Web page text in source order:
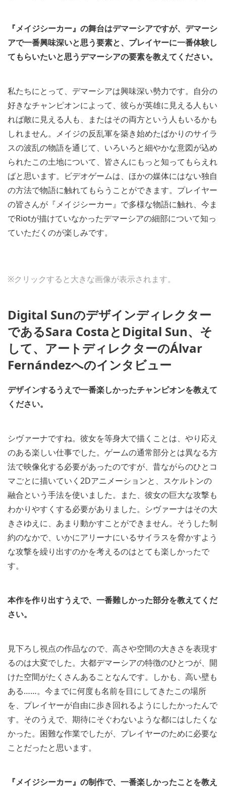
『メイジシーカー』の舞台はデマーシアですが、デマーシ
アで一番興味深いと思う要素と、プレイヤーに一番体験し
てもらいたいと思うデマーシアの要素を教えてください。
私たちにとって、デマーシアは興味深い勢力です。自分の
好きなチャンピオンによって、彼らが英雄に見える人もい
れば敵に見える人も、またはその両方という人もいるかも
しれません。メイジの反乱軍を築き始めたばかりのサイラ
スの波乱の物語を通じて、いろいろと細やかな意図が込め
られたこの土地について、皆さんにもっと知ってもらえれ
ばと思います。ビデオゲームは、ほかの媒体にはない独自
の方法で物語に触れてもらうことができます。プレイヤー
の皆さんが『メイジシーカー』で多様な物語に触れ、今ま
でRiotが描けていなかったデマーシアの細部について知っ
ていただくのが楽しみです。
and
download
and
download
and
download
and
download
※クリックすると大きな画像が表示されます。
Digital Sunのデザインディレクター
であるSara CostaとDigital Sun、そ
して、アートディレクターのÁlvar
Fernándezへのインタビュー
デザインするうえで一番楽しかったチャンピオンを教えて
ください。
シヴァーナですね。彼女を等身大で描くことは、やり応え
のある楽しい仕事でした。ゲームの通常部分とは異なる方
法で映像化する必要があったのですが、昔ながらのひとコ
マごとに描いていく2Dアニメーションと、スケルトンの
融合という手法を使いました。また、彼女の巨大な攻撃も
わかりやすくする必要がありました。シヴァーナはその大
きさゆえに、あまり動かすことができません。そうした制
約のなかで、いかにアリーナにいるサイラスを脅かすよう
な攻撃を繰り出すのかを考えるのはとても楽しかったで
す。
本作を作り出すうえで、一番難しかった部分を教えてくだ
さい。
見下ろし視点の作品なので、高さや空間の大きさを表現す
るのは大変でした。大都デマーシアの特徴のひとつが、開
けた空間がたくさんあることなんです。しかも、高い壁も
ある……。今までに何度も名前を目にしてきたこの場所
を、プレイヤーが自由に歩き回れるようにしたかったんで
す。そのうえで、期待にそぐわないような都にはしたくな
かった。困難な作業でしたが、プレイヤーのために必要な
ことだったと思います。
『メイジシーカー』の制作で、一番楽しかったことを教え